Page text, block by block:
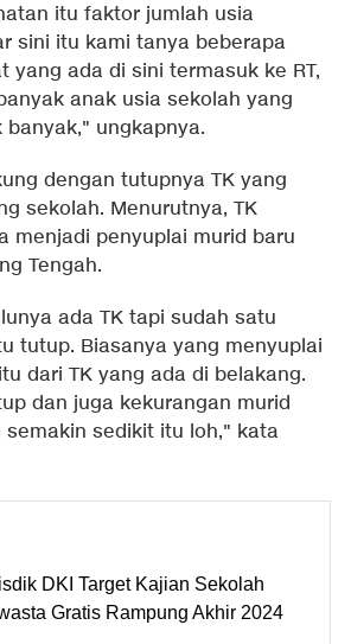
itu faktor jumlah usia
sini itu kami tanya beberapa
yang ada di sini termasuk ke RT,
anak usia sekolah yang
ungkapnya.
dengan tutupnya TK yang
sekolah. Menurutnya, TK
menjadi penyuplai murid baru
Tengah.
ada TK tapi sudah satu
tutup. Biasanya yang menyuplai
dari TK yang ada di belakang.
dan juga kekurangan murid
semakin sedikit itu loh," kata
DKI Target Kajian Sekolah
Gratis Rampung Akhir 2024